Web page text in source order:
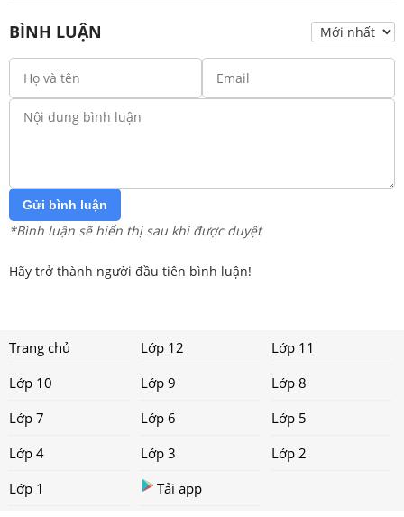
BÌNH LUẬN
Gửi bình luận
*Bình luận sẽ hiển thị sau khi được duyệt
Hãy trở thành người đầu tiên bình luận!
Trang chủ Lớp 12
Lớp 11
Lớp 10
Lớp 9
Lớp 8
Lớp 7
Lớp 6
Lớp 5
Lớp 4
Lớp 3
Lớp 2
Lớp 1
Tải app